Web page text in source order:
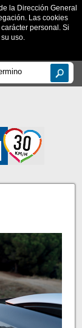
la Dirección General
Las cookies
personal. Si
uso.